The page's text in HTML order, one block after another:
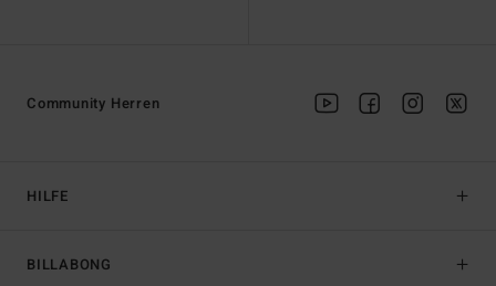
HILFE
BILLABONG
Community Herren